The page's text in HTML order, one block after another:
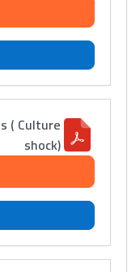
( Culture
shock)